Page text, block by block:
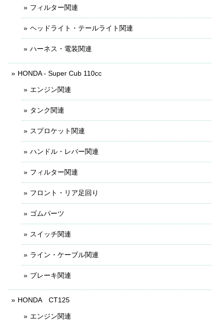
フィルター関連
ヘッドライト・テールライト関連
ハーネス・電装関連
HONDA - Super Cub 110cc
エンジン関連
タンク関連
スプロケット関連
ハンドル・レバー関連
フィルター関連
フロント・リア足回り
ゴムパーツ
スイッチ関連
ライン・ケーブル関連
ブレーキ関連
HONDA CT125
エンジン関連